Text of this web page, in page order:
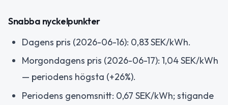
Snabba nyckelpunkter
Dagens pris (2026-06-16): 0,83 SEK/kWh.
Morgondagens pris (2026-06-17): 1,04 SEK/kWh
— periodens högsta (+26%).
Periodens genomsnitt: 0,67 SEK/kWh; stigande